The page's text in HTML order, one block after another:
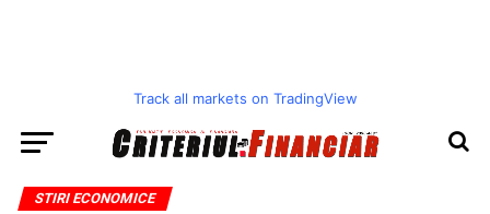
Track all markets on TradingView
STIRI ECONOMICE